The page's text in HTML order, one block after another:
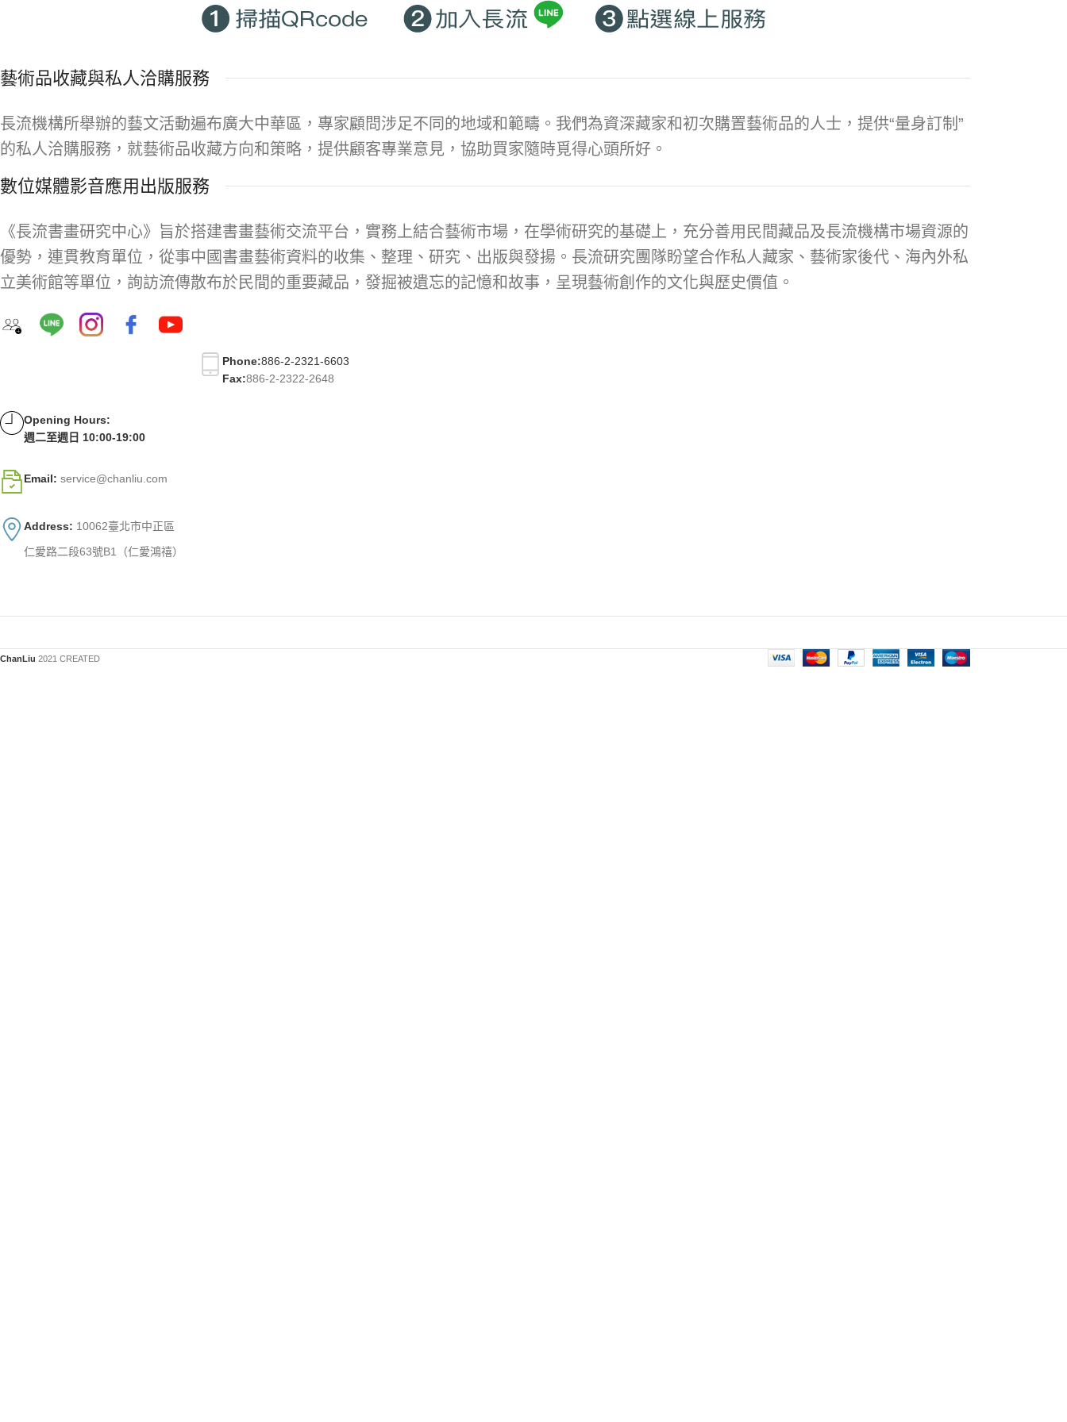
藝術品收藏與私人洽購服務
長流機構所舉辦的藝文活動遍布廣大中華區，專家顧問涉足不同的地域和範疇。我們為資深藏家和初次購置藝術品的人士，提供“量身訂制”
的私人洽購服務，就藝術品收藏方向和策略，提供顧客專業意見，協助買家隨時覓得心頭所好。
數位媒體影音應用出版服務
《長流書畫研究中心》旨於搭建書畫藝術交流平台，實務上結合藝術市場，在學術研究的基礎上，充分善用民間藏品及長流機構市場資源的
優勢，連貫教育單位，從事中國書畫藝術資料的收集、整理、研究、出版與發揚。長流研究團隊盼望合作私人藏家、藝術家後代、海內外私
立美術館等單位，詢訪流傳散布於民間的重要藏品，發掘被遺忘的記憶和故事，呈現藝術創作的文化與歷史價值。
Phone:886-2-2321-6603
Fax:886-2-2322-2648
Opening Hours:
週二至週日 10:00-19:00
Email: service@chanliu.com
Address: 10062臺北市中正區
仁愛路二段63號B1（仁愛鴻禧）
ChanLiu 2021 CREATED